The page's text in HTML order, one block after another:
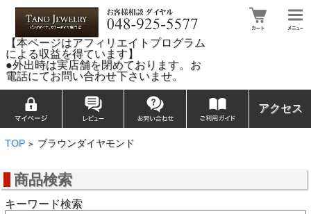
【本ページはアフィリエイトプログラム
による収益を得ています】
●外出時は実店舗を閉めております。お
電話にてお問い合わせ下さいませ。
アクセス
TOP > ブラウンダイヤモンド
商品検索
キーワード検索